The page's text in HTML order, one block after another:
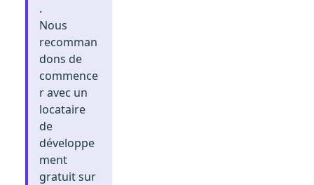
.
Nous
recomman
dons de
commence
r avec un
locataire
de
développe
ment
gratuit sur